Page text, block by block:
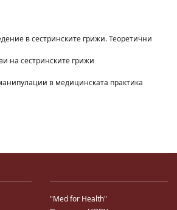
в сестринските грижи. Теоретични
на сестринските грижи
в медицинската практика
"Med for Health"